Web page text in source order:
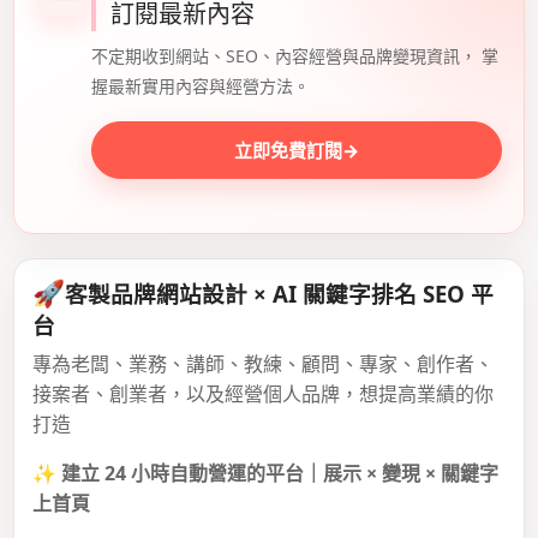
訂閱最新內容
不定期收到網站、SEO、內容經營與品牌變現資訊， 掌
握最新實用內容與經營方法。
立即免費訂閱→
🚀客製品牌網站設計 × AI 關鍵字排名 SEO 平
台
專為老闆、業務、講師、教練、顧問、專家、創作者、
接案者、創業者，以及經營個人品牌，想提高業績的你
打造
✨ 建立 24 小時自動營運的平台｜展示 × 變現 × 關鍵字
上首頁